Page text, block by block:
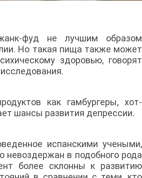
фуд не лучшим образом
Но такая пища также может
здоровью, говорят
как гамбургеры, хот-
шансы развития депрессии.
испанскими учеными,
невоздержан в подобного рода
более склонны к развитию